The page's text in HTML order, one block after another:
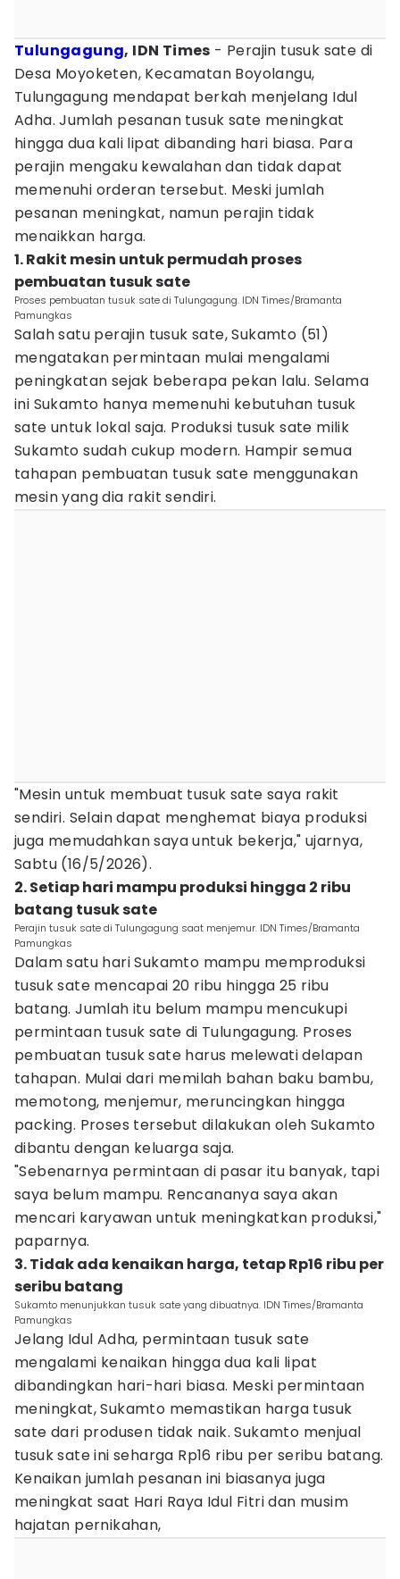
Tulungagung, IDN Times - Perajin tusuk sate di
Desa Moyoketen, Kecamatan Boyolangu,
Tulungagung mendapat berkah menjelang Idul
Adha. Jumlah pesanan tusuk sate meningkat
hingga dua kali lipat dibanding hari biasa. Para
perajin mengaku kewalahan dan tidak dapat
memenuhi orderan tersebut. Meski jumlah
pesanan meningkat, namun perajin tidak
menaikkan harga.
1. Rakit mesin untuk permudah proses
pembuatan tusuk sate
Proses pembuatan tusuk sate di Tulungagung. IDN Times/Bramanta
Pamungkas
Salah satu perajin tusuk sate, Sukamto (51)
mengatakan permintaan mulai mengalami
peningkatan sejak beberapa pekan lalu. Selama
ini Sukamto hanya memenuhi kebutuhan tusuk
sate untuk lokal saja. Produksi tusuk sate milik
Sukamto sudah cukup modern. Hampir semua
tahapan pembuatan tusuk sate menggunakan
mesin yang dia rakit sendiri.
"Mesin untuk membuat tusuk sate saya rakit
sendiri. Selain dapat menghemat biaya produksi
juga memudahkan saya untuk bekerja," ujarnya,
Sabtu (16/5/2026).
2. Setiap hari mampu produksi hingga 2 ribu
batang tusuk sate
Perajin tusuk sate di Tulungagung saat menjemur. IDN Times/Bramanta
Pamungkas
Dalam satu hari Sukamto mampu memproduksi
tusuk sate mencapai 20 ribu hingga 25 ribu
batang. Jumlah itu belum mampu mencukupi
permintaan tusuk sate di Tulungagung. Proses
pembuatan tusuk sate harus melewati delapan
tahapan. Mulai dari memilah bahan baku bambu,
memotong, menjemur, meruncingkan hingga
packing. Proses tersebut dilakukan oleh Sukamto
dibantu dengan keluarga saja.
"Sebenarnya permintaan di pasar itu banyak, tapi
saya belum mampu. Rencananya saya akan
mencari karyawan untuk meningkatkan produksi,"
paparnya.
3. Tidak ada kenaikan harga, tetap Rp16 ribu per
seribu batang
Sukamto menunjukkan tusuk sate yang dibuatnya. IDN Times/Bramanta
Pamungkas
Jelang Idul Adha, permintaan tusuk sate
mengalami kenaikan hingga dua kali lipat
dibandingkan hari-hari biasa. Meski permintaan
meningkat, Sukamto memastikan harga tusuk
sate dari produsen tidak naik. Sukamto menjual
tusuk sate ini seharga Rp16 ribu per seribu batang.
Kenaikan jumlah pesanan ini biasanya juga
meningkat saat Hari Raya Idul Fitri dan musim
hajatan pernikahan,